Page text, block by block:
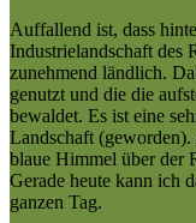
Auffallend ist, dass
Industrielandschaft des
zunehmend ländlich.
genutzt und die die
bewaldet. Es ist eine
Landschaft
blaue Himmel über der
Gerade heute kann ich
ganzen Tag.